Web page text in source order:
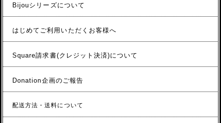
Bijouシリーズについて
はじめてご利用いただくお客様へ
Square請求書(クレジット決済)について
Donation企画のご報告
配送方法・送料について